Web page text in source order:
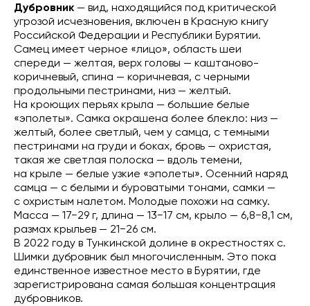
Дубровник — вид, находящийся под критической
угрозой исчезновения, включен в Красную книгу
Российской Федерации и Республики Бурятии.
Самец имеет черное «лицо», область шеи
спереди — желтая, верх головы — каштаново-
коричневый, спина — коричневая, с черными
продольными пестринами, низ — желтый.
На кроющих перьях крыла — большие белые
«эполеты». Самка окрашена более блекло: низ —
желтый, более светлый, чем у самца, с темными
пестринами на груди и боках, бровь — охристая,
такая же светлая полоска — вдоль темени,
на крыле — белые узкие «эполеты». Осенний наряд
самца — с белыми и буроватыми тонами, самки —
с охристым налетом. Молодые похожи на самку.
Масса — 17−29 г, длина — 13−17 см, крыло — 6,8−8,1 см,
размах крыльев — 21−26 см.
В 2022 году в Тункинской долине в окрестностях с.
Шимки дубровник был многочисленным. Это пока
единственное известное место в Бурятии, где
зарегистрирована самая большая концентрация
дубровников.